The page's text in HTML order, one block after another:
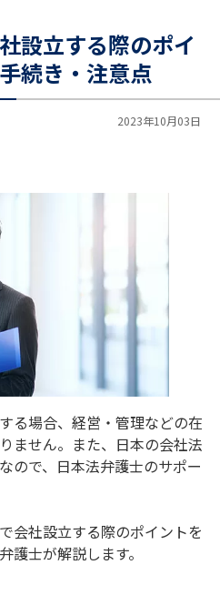
設立する際のポイ
続き・注意点
2023年10月03日
る場合、経営・管理などの在
ません。また、日本の会社法
ので、日本法弁護士のサポー
会社設立する際のポイントを
護士が解説します。